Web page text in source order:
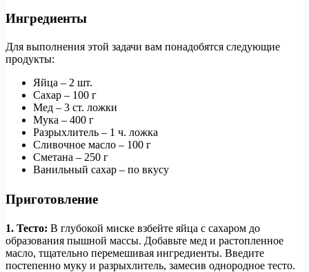
Ингредиенты
Для выполнения этой задачи вам понадобятся следующие
продукты:
Яйца – 2 шт.
Сахар – 100 г
Мед – 3 ст. ложки
Мука – 400 г
Разрыхлитель – 1 ч. ложка
Сливочное масло – 100 г
Сметана – 250 г
Ванильный сахар – по вкусу
Приготовление
1. Тесто: В глубокой миске взбейте яйца с сахаром до
образования пышной массы. Добавьте мед и растопленное
масло, тщательно перемешивая ингредиенты. Введите
постепенно муку и разрыхлитель, замесив однородное тесто.